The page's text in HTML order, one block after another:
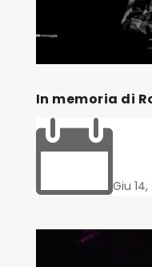
In memoria di
Giu